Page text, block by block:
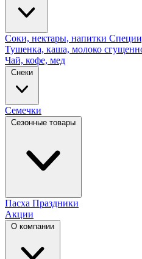
Соки, нектары, напитки
Тушенка, каша, молоко
Чай, кофе, мед
Снеки
Семечки
Сезонные товары
Пасха Праздники
Акции
О компании